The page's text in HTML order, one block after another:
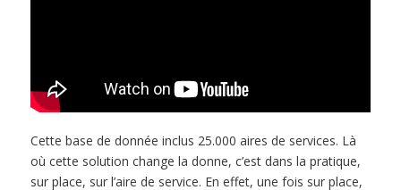
Cette base de donnée inclus 25.000 aires de services. Là
où cette solution change la donne, c’est dans la pratique,
sur place, sur l’aire de service. En effet, une fois sur place,